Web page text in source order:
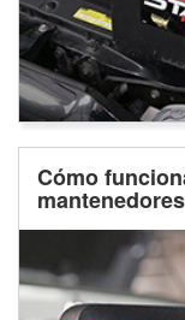
Cómo